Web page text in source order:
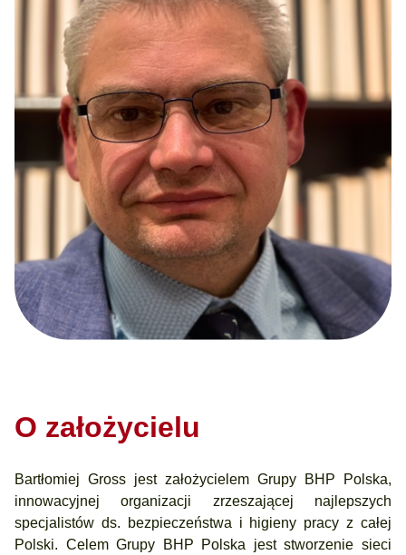
O założycielu
Bartłomiej Gross jest założycielem Grupy BHP Polska,
innowacyjnej organizacji zrzeszającej najlepszych
specjalistów ds. bezpieczeństwa i higieny pracy z całej
Polski. Celem Grupy BHP Polska jest stworzenie sieci